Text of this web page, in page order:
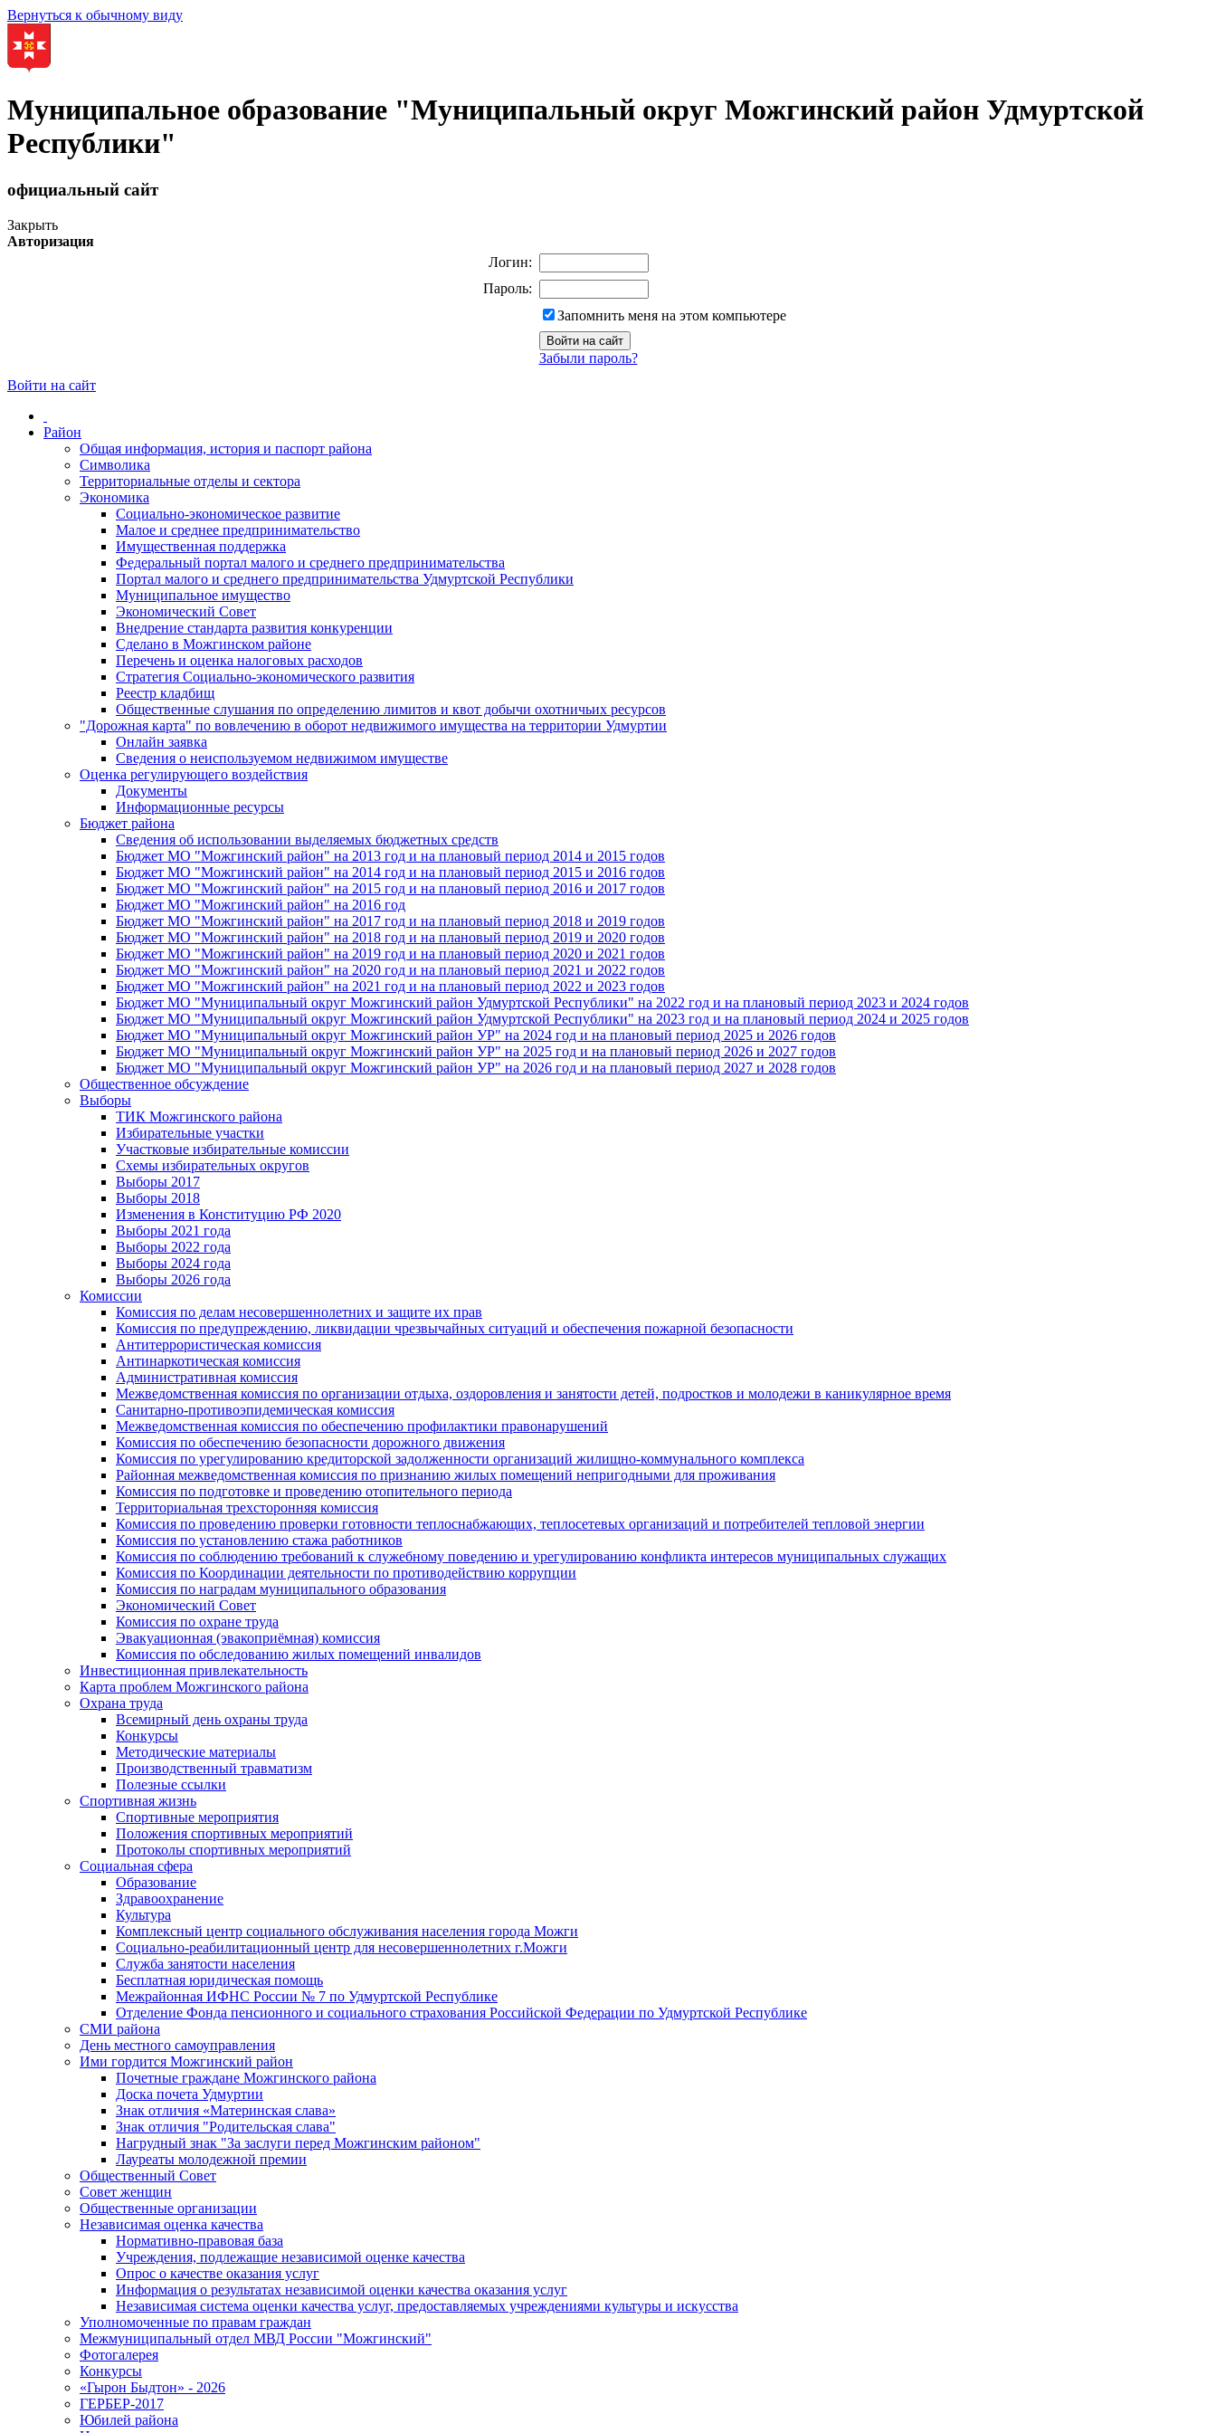
Вернуться к обычному виду
Муниципальное образование "Муниципальный округ Можгинский район Удмуртской
Республики"
официальный сайт
Закрыть
Авторизация
Логин:
Пароль:
Запомнить меня на этом компьютере
Забыли пароль?
Войти на сайт
Район
Общая информация, история и паспорт района
Символика
Территориальные отделы и сектора
Экономика
Социально-экономическое развитие
Малое и среднее предпринимательство
Имущественная поддержка
Федеральный портал малого и среднего предпринимательства
Портал малого и среднего предпринимательства Удмуртской Республики
Муниципальное имущество
Экономический Совет
Внедрение стандарта развития конкуренции
Сделано в Можгинском районе
Перечень и оценка налоговых расходов
Стратегия Социально-экономического развития
Реестр кладбищ
Общественные слушания по определению лимитов и квот добычи охотничьих ресурсов
"Дорожная карта" по вовлечению в оборот недвижимого имущества на территории Удмуртии
Онлайн заявка
Сведения о неиспользуемом недвижимом имуществе
Оценка регулирующего воздействия
Документы
Информационные ресурсы
Бюджет района
Сведения об использовании выделяемых бюджетных средств
Бюджет МО "Можгинский район" на 2013 год и на плановый период 2014 и 2015 годов
Бюджет МО "Можгинский район" на 2014 год и на плановый период 2015 и 2016 годов
Бюджет МО "Можгинский район" на 2015 год и на плановый период 2016 и 2017 годов
Бюджет МО "Можгинский район" на 2016 год
Бюджет МО "Можгинский район" на 2017 год и на плановый период 2018 и 2019 годов
Бюджет МО "Можгинский район" на 2018 год и на плановый период 2019 и 2020 годов
Бюджет МО "Можгинский район" на 2019 год и на плановый период 2020 и 2021 годов
Бюджет МО "Можгинский район" на 2020 год и на плановый период 2021 и 2022 годов
Бюджет МО "Можгинский район" на 2021 год и на плановый период 2022 и 2023 годов
Бюджет МО "Муниципальный округ Можгинский район Удмуртской Республики" на 2022 год и на плановый период 2023 и 2024 годов
Бюджет МО "Муниципальный округ Можгинский район Удмуртской Республики" на 2023 год и на плановый период 2024 и 2025 годов
Бюджет МО "Муниципальный округ Можгинский район УР" на 2024 год и на плановый период 2025 и 2026 годов
Бюджет МО "Муниципальный округ Можгинский район УР" на 2025 год и на плановый период 2026 и 2027 годов
Бюджет МО "Муниципальный округ Можгинский район УР" на 2026 год и на плановый период 2027 и 2028 годов
Общественное обсуждение
Выборы
ТИК Можгинского района
Избирательные участки
Участковые избирательные комиссии
Схемы избирательных округов
Выборы 2017
Выборы 2018
Изменения в Конституцию РФ 2020
Выборы 2021 года
Выборы 2022 года
Выборы 2024 года
Выборы 2026 года
Комиссии
Комиссия по делам несовершеннолетних и защите их прав
Комиссия по предупреждению, ликвидации чрезвычайных ситуаций и обеспечения пожарной безопасности
Антитеррористическая комиссия
Антинаркотическая комиссия
Административная комиссия
Межведомственная комиссия по организации отдыха, оздоровления и занятости детей, подростков и молодежи в каникулярное время
Санитарно-противоэпидемическая комиссия
Межведомственная комиссия по обеспечению профилактики правонарушений
Комиссия по обеспечению безопасности дорожного движения
Комиссия по урегулированию кредиторской задолженности организаций жилищно-коммунального комплекса
Районная межведомственная комиссия по признанию жилых помещений непригодными для проживания
Комиссия по подготовке и проведению отопительного периода
Территориальная трехсторонняя комиссия
Комиссия по проведению проверки готовности теплоснабжающих, теплосетевых организаций и потребителей тепловой энергии
Комиссия по установлению стажа работников
Комиссия по соблюдению требований к служебному поведению и урегулированию конфликта интересов муниципальных служащих
Комиссия по Координации деятельности по противодействию коррупции
Комиссия по наградам муниципального образования
Экономический Совет
Комиссия по охране труда
Эвакуационная (эвакоприёмная) комиссия
Комиссия по обследованию жилых помещений инвалидов
Инвестиционная привлекательность
Карта проблем Можгинского района
Охрана труда
Всемирный день охраны труда
Конкурсы
Методические материалы
Производственный травматизм
Полезные ссылки
Спортивная жизнь
Спортивные мероприятия
Положения спортивных мероприятий
Протоколы спортивных мероприятий
Социальная сфера
Образование
Здравоохранение
Культура
Комплексный центр социального обслуживания населения города Можги
Социально-реабилитационный центр для несовершеннолетних г.Можги
Служба занятости населения
Бесплатная юридическая помощь
Межрайонная ИФНС России № 7 по Удмуртской Республике
Отделение Фонда пенсионного и социального страхования Российской Федерации по Удмуртской Республике
СМИ района
День местного самоуправления
Ими гордится Можгинский район
Почетные граждане Можгинского района
Доска почета Удмуртии
Знак отличия «Материнская слава»
Знак отличия "Родительская слава"
Нагрудный знак "За заслуги перед Можгинским районом"
Лауреаты молодежной премии
Общественный Совет
Совет женщин
Общественные организации
Независимая оценка качества
Нормативно-правовая база
Учреждения, подлежащие независимой оценке качества
Опрос о качестве оказания услуг
Информация о результатах независимой оценки качества оказания услуг
Независимая система оценки качества услуг, предоставляемых учреждениями культуры и искусства
Уполномоченные по правам граждан
Межмуниципальный отдел МВД России "Можгинский"
Фотогалерея
Конкурсы
«Гырон Быдтон» - 2026
ГЕРБЕР-2017
Юбилей района